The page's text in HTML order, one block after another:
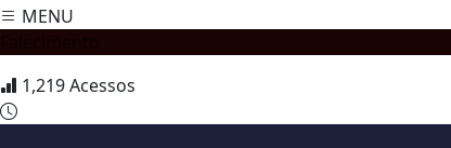
MENU
1,219Acessos